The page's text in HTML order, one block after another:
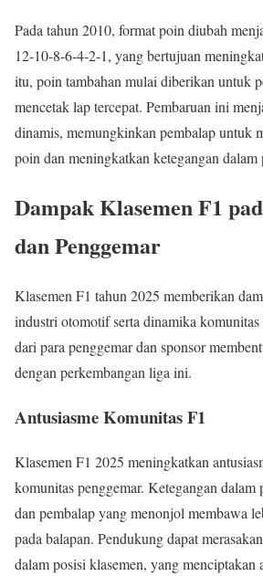
Pada tahun 2010, format poin diubah
12-10-8-6-4-2-1, yang bertujuan
itu, poin tambahan mulai diberikan untuk
mencetak lap tercepat. Pembaruan ini
dinamis, memungkinkan pembalap untuk
poin dan meningkatkan ketegangan dalam
Dampak Klasemen F1
dan Penggemar
Klasemen F1 tahun 2025 memberikan
industri otomotif serta dinamika komunitas
dari para penggemar dan sponsor
dengan perkembangan liga ini.
Antusiasme Komunitas F1
Klasemen F1 2025 meningkatkan
komunitas penggemar. Ketegangan dalam
dan pembalap yang menonjol membawa
pada balapan. Pendukung dapat
dalam posisi klasemen, yang menciptakan